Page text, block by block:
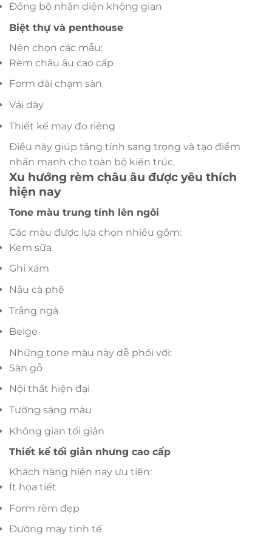
Đồng bộ nhận diện không gian
Biệt thự và penthouse
Nên chọn các mẫu:
Rèm châu âu cao cấp
Form dài chạm sàn
Vải dày
Thiết kế may đo riêng
Điều này giúp tăng tính sang trọng và tạo điểm
nhấn mạnh cho toàn bộ kiến trúc.
Xu hướng rèm châu âu được yêu thích
hiện nay
Tone màu trung tính lên ngôi
Các màu được lựa chọn nhiều gồm:
Kem sữa
Ghi xám
Nâu cà phê
Trắng ngà
Beige
Những tone màu này dễ phối với:
Sàn gỗ
Nội thất hiện đại
Tường sáng màu
Không gian tối giản
Thiết kế tối giản nhưng cao cấp
Khách hàng hiện nay ưu tiên:
Ít họa tiết
Form rèm đẹp
Đường may tinh tế